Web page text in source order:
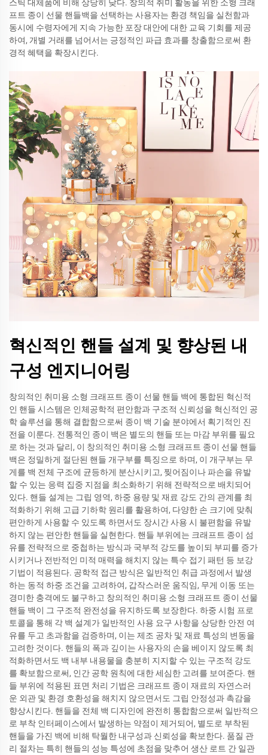
스틱 대체품에 비해 상당히 낮다. 창의적 취미 활동을 위한 소형 크래
프트 종이 선물 핸들백을 선택하는 사용자는 환경 책임을 실천함과
동시에 수령자에게 지속 가능한 포장 대안에 대한 교육 기회를 제공
하여, 개별 거래를 넘어서는 긍정적인 파급 효과를 창출함으로써 환
경적 혜택을 확장시킨다.
혁신적인 핸들 설계 및 향상된 내
구성 엔지니어링
창의적인 취미용 소형 크래프트 종이 선물 핸들 백에 통합된 혁신적
인 핸들 시스템은 인체공학적 편안함과 구조적 신뢰성을 혁신적인 공
학 솔루션을 통해 결합함으로써 종이 백 기술 분야에서 획기적인 진
전을 이룬다. 전통적인 종이 백은 별도의 핸들 또는 마감 부위를 필요
로 하는 것과 달리, 이 창의적인 취미용 소형 크래프트 종이 선물 핸들
백은 정밀하게 절단된 핸들 개구부를 특징으로 하며, 이 개구부는 무
게를 백 전체 구조에 균등하게 분산시키고, 찢어짐이나 파손을 유발
할 수 있는 응력 집중 지점을 최소화하기 위해 전략적으로 배치되어
있다. 핸들 설계는 그립 영역, 하중 용량 및 재료 강도 간의 관계를 최
적화하기 위해 고급 기하학 원리를 활용하여, 다양한 손 크기에 맞춰
편안하게 사용할 수 있도록 하면서도 장시간 사용 시 불편함을 유발
하지 않는 편안한 핸들을 실현한다. 핸들 부위에는 크래프트 종이 섬
유를 전략적으로 중첩하는 방식과 국부적 강도를 높이되 부피를 증가
시키거나 전반적인 미적 매력을 해치지 않는 특수 접기 패턴 등 보강
기법이 적용된다. 공학적 접근 방식은 일반적인 취급 과정에서 발생
하는 동적 하중 조건을 고려하여, 갑작스러운 움직임, 무게 이동 또는
경미한 충격에도 불구하고 창의적인 취미용 소형 크래프트 종이 선물
핸들 백이 그 구조적 완전성을 유지하도록 보장한다. 하중 시험 프로
토콜을 통해 각 백 설계가 일반적인 사용 요구 사항을 상당한 안전 여
유를 두고 초과함을 검증하며, 이는 제조 공차 및 재료 특성의 변동을
고려한 것이다. 핸들의 폭과 깊이는 사용자의 손을 베이지 않도록 최
적화하면서도 백 내부 내용물을 충분히 지지할 수 있는 구조적 강도
를 확보함으로써, 인간 공학 원칙에 대한 세심한 고려를 보여준다. 핸
들 부위에 적용된 표면 처리 기법은 크래프트 종이 재료의 자연스러
운 외관 및 환경 호환성을 해치지 않으면서도 그립 안정성과 촉감을
향상시킨다. 핸들을 전체 백 디자인에 완전히 통합함으로써 일반적으
로 부착 인터페이스에서 발생하는 약점이 제거되어, 별도로 부착된
핸들을 가진 백에 비해 탁월한 내구성과 신뢰성을 확보한다. 품질 관
리 절차는 특히 핸들의 성능 특성에 초점을 맞추어 생산 로트 간 일관